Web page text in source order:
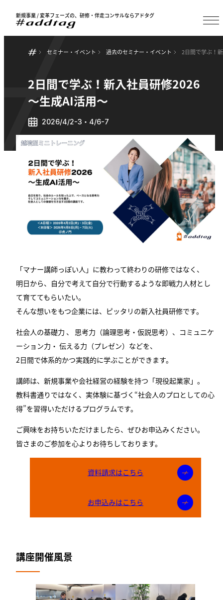
新規事業 / 変革フェーズの、研修・伴走コンサルならアドタグ
セミナー・イベント 過去のセミナー・イベント 2日間で学ぶ！
2日間で学ぶ！新入社員研修2026
～生成AI活用～
2026/4/2-3・4/6-7
「マナー講師っぽい人」に教わって終わりの研修ではなく、
明日から、自分で考えて自分で行動するような即戦力人材とし
て育ててもらいたい。
そんな想いをもつ企業には、ピッタリの新入社員研修です。
社会人の基礎力 、 思考力（論理思考・仮説思考）、コミュニケ
ーション力・ 伝える力（プレゼン）などを、
2日間で体系的かつ実践的に学ぶことができます。
講師は、新規事業や会社経営の経験を持つ「現役起業家」。
教科書通りではなく、実体験に基づく“社会人のプロとしての心
得”を習得いただけるプログラムです。
ご興味をお持ちいただけましたら、ぜひお申込みください。
皆さまのご参加を心よりお待ちしております。
資料請求はこちら
お申込みはこちら
講座開催風景